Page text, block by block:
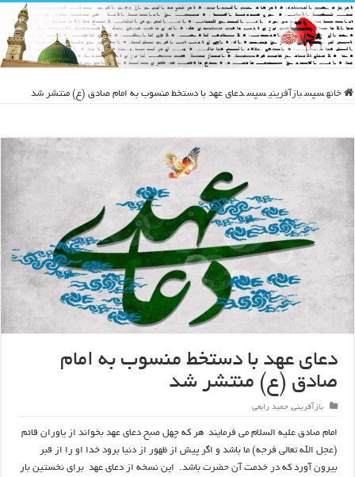
خانه سپس بازآفرینی سپس دعای عهد با دستخط منسوب به امام صادق (ع) منتشر شد
دعای عهد با دستخط منسوب به امام
صادق (ع) منتشر شد
بازآفرینی,حمید رابعی
امام صادق علیه السلام می فرمایند هر كه چهل صبح دعای عهد بخواند از ياوران قائم
(عجل الله تعالی فرجه)‏ ما باشد و اگر پيش از ظهور از دنيا برود خدا او را از قبر
بيرون آورد كه در خدمت آن حضرت باشد. این نسخه از دعای عهد برای نخستین بار